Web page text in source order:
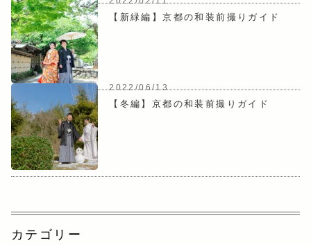
【新緑編】京都の和装前撮りガイド
2022/06/13
【冬編】京都の和装前撮りガイド
カテゴリー